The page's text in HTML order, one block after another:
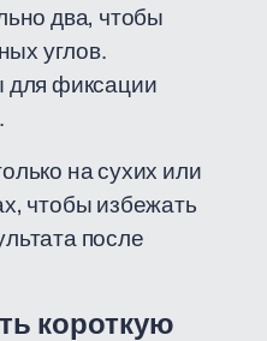
два, чтобы
углов.
фиксации
на сухих или
чтобы избежать
после
короткую